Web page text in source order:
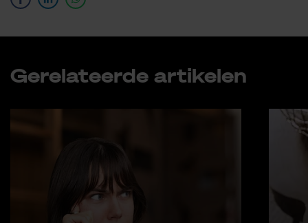
Ge­re­la­teer­de ar­ti­ke­len